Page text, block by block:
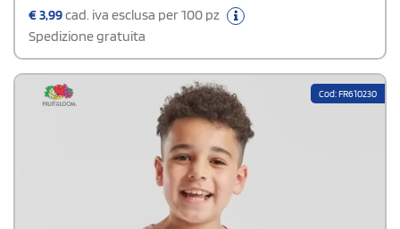
€3,99cad. iva esclusa per 100 pz
Spedizione gratuita
Cod: FR610230